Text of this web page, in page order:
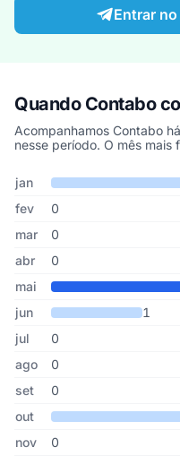
Entrar
Quando Contabo
Acompanhamos Contabo
nesse período. O mês mais
Cupons de Contabo
Mês Cupons publicados
jan
fev
0
mar
0
abr
0
mai
jun
1
jul
0
ago
0
set
0
out
nov
0